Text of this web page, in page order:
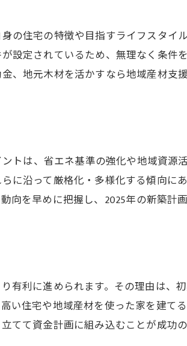
の住宅の特徴や目指すライフスタイ
設定されているため、無理なく条件
、地元木材を活かすなら地域産材支
トは、省エネ基準の強化や地域資
に沿って厳格化・多様化する傾向に
向を早めに把握し、2025年の新築
有利に進められます。その理由は、
い住宅や地域産材を使った家を建て
てて資金計画に組み込むことが成功